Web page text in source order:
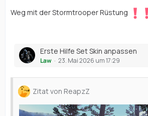
Weg mit der Stormtrooper Rüstung
Erste Hilfe Set Skin anpassen
Law 23. Mai 2026 um 17:29
Zitat von ReapzZ